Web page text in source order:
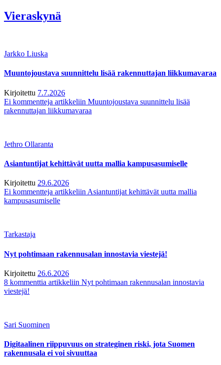
Vieraskynä
Jarkko Liuska
Muuntojoustava suunnittelu lisää rakennuttajan liikkumavaraa
Kirjoitettu 7.7.2026
Ei kommentteja artikkeliin Muuntojoustava suunnittelu lisää
rakennuttajan liikkumavaraa
Jethro Ollaranta
Asiantuntijat kehittävät uutta mallia kampusasumiselle
Kirjoitettu 29.6.2026
Ei kommentteja artikkeliin Asiantuntijat kehittävät uutta mallia
kampusasumiselle
Tarkastaja
Nyt pohtimaan rakennusalan innostavia viestejä!
Kirjoitettu 26.6.2026
8 kommenttia artikkeliin Nyt pohtimaan rakennusalan innostavia
viestejä!
Sari Suominen
Digitaalinen riippuvuus on strateginen riski, jota Suomen
rakennusala ei voi sivuuttaa